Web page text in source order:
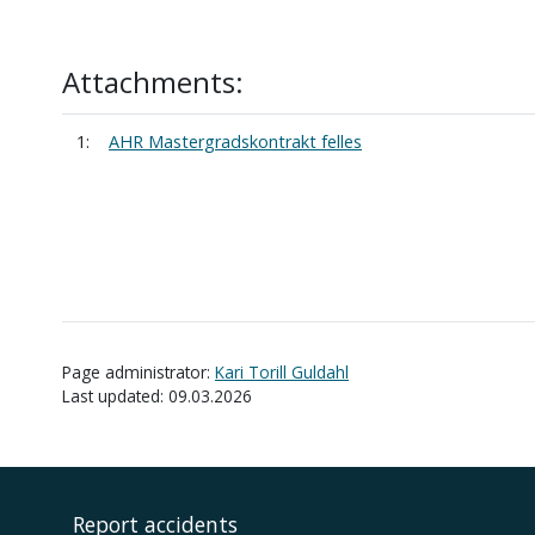
Attachments:
1: AHR Mastergradskontrakt felles
Page administrator: Kari Torill Guldahl
Last updated: 09.03.2026
Report accidents